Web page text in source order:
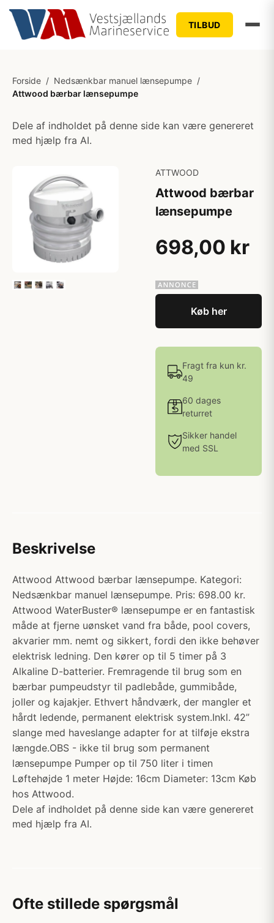
TILBUD
Forside / Nedsænkbar manuel lænsepumpe /
Attwood bærbar lænsepumpe
Dele af indholdet på denne side kan være genereret
med hjælp fra AI.
ATTWOOD
Attwood bærbar
lænsepumpe
698,00 kr
Køb her
Fragt fra kun kr.
49
60 dages
returret
Sikker handel
med SSL
Beskrivelse
Attwood Attwood bærbar lænsepumpe. Kategori:
Nedsænkbar manuel lænsepumpe. Pris: 698.00 kr.
Attwood WaterBuster® lænsepumpe er en fantastisk
måde at fjerne uønsket vand fra både, pool covers,
akvarier mm. nemt og sikkert, fordi den ikke behøver
elektrisk ledning. Den kører op til 5 timer på 3
Alkaline D-batterier. Fremragende til brug som en
bærbar pumpeudstyr til padlebåde, gummibåde,
joller og kajakjer. Ethvert håndværk, der mangler et
hårdt ledende, permanent elektrisk system.Inkl. 42”
slange med haveslange adapter for at tilføje ekstra
længde.OBS - ikke til brug som permanent
lænsepumpe Pumper op til 750 liter i timen
Løftehøjde 1 meter Højde: 16cm Diameter: 13cm Køb
hos Attwood.
Dele af indholdet på denne side kan være genereret
med hjælp fra AI.
Ofte stillede spørgsmål